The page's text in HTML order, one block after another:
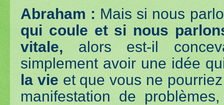
Abraham : Mais si nous
qui coule et si nous
vitale, alors est-il
simplement avoir une idée
la vie et que vous ne
manifestation de